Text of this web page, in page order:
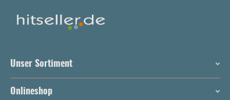
Unser Sortiment
Onlineshop